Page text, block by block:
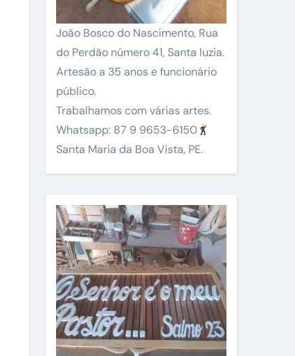
João Bosco do Nascimento, Rua
do Perdão número 41, Santa luzia.
Artesão a 35 anos e funcionário
público.
Trabalhamos com várias artes.
Whatsapp: 87 9 9653-6150
Santa Maria da Boa Vista, PE.